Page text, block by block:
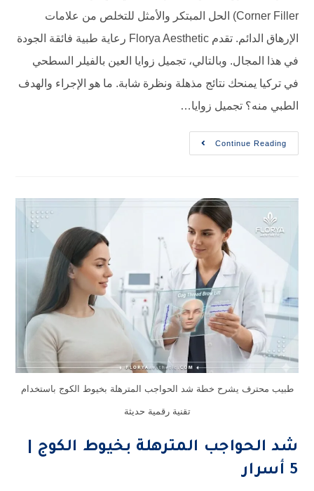
Corner Filler) الحل المبتكر والأمثل للتخلص من علامات
الإرهاق الدائم. تقدم Florya Aesthetic رعاية طبية فائقة الجودة
وبالتالي، تجميل زوايا العين بالفيلر السطحي
نتائج مذهلة ونظرة شابة. ما هو الإجراء والهدف
زوايا…
خطة شد الحواجب المترهلة بخيوط الكوج باستخدام
المترهلة بخيوط الكوج |